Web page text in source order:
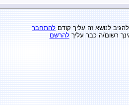
לנושא זה עליך קודם להתחבר
רשום/ה כבר עליךלהרשם